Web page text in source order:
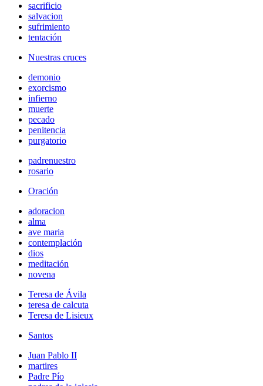
sacrificio
salvacion
sufrimiento
tentación
Nuestras cruces
demonio
exorcismo
infierno
muerte
pecado
penitencia
purgatorio
padrenuestro
rosario
Oración
adoracion
alma
ave maria
contemplación
dios
meditación
novena
Teresa de Ávila
teresa de calcuta
Teresa de Lisieux
Santos
Juan Pablo II
martires
Padre Pío